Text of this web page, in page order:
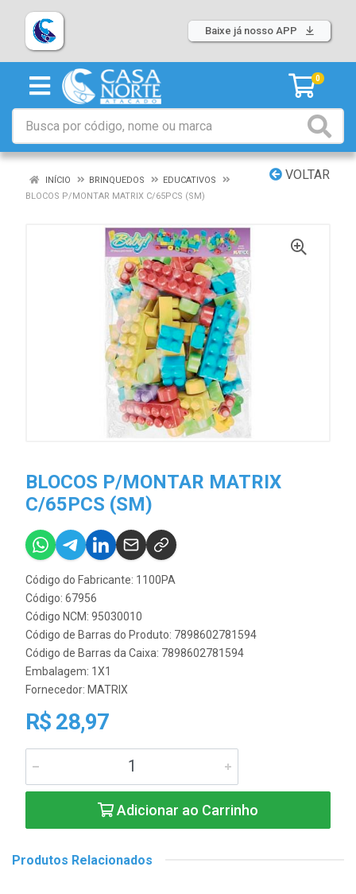
Baixe já nosso APP
0
VOLTAR
INÍCIO BRINQUEDOS
EDUCATIVOS
BLOCOS P/MONTAR MATRIX C/65PCS (SM)
BLOCOS P/MONTAR MATRIX
C/65PCS (SM)
Código do Fabricante: 1100PA
Código: 67956
Código NCM: 95030010
Código de Barras do Produto: 7898602781594
Código de Barras da Caixa: 7898602781594
Embalagem: 1X1
Fornecedor: MATRIX
R$ 28,97
Adicionar ao Carrinho
Produtos Relacionados